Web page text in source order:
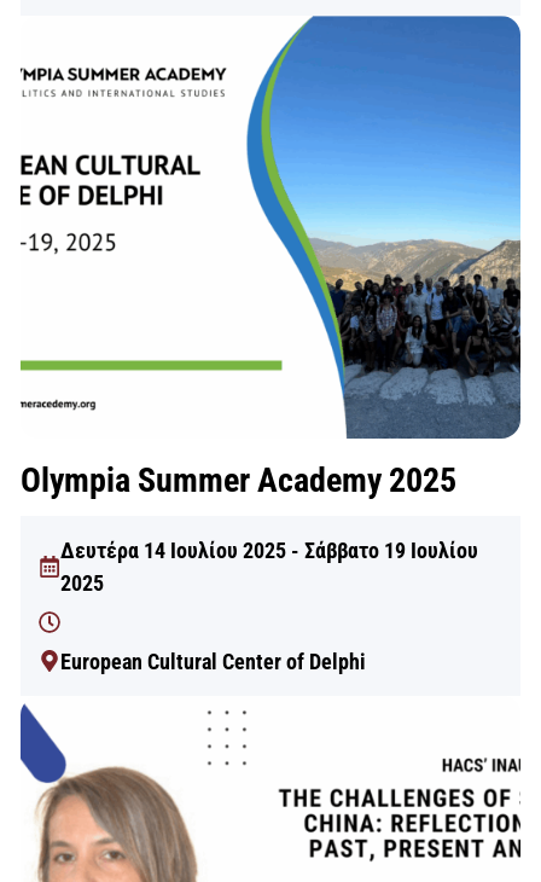
Olympia Summer Academy 2025
Δευτέρα 14 Ιουλίου 2025 - Σάββατο 19 Ιουλίου
2025
European Cultural Center of Delphi